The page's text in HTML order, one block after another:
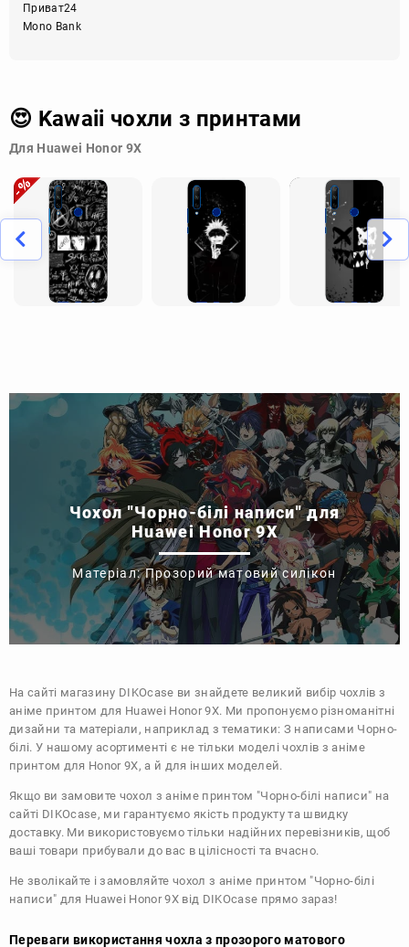
Приват24
Mono Bank
😍 Kawaii чохли з принтами
Для Huawei Honor 9X
Чохол "Чорно-білі написи" для
Huawei Honor 9X
Матеріал: Прозорий матовий силікон
На сайті магазину DIKOcase ви знайдете великий вибір чохлів з
аніме принтом для Huawei Honor 9X. Ми пропонуємо різноманітні
дизайни та матеріали, наприклад з тематики: З написами Чорно-
білі. У нашому асортименті є не тільки моделі чохлів з аніме
принтом для Honor 9X, а й для інших моделей.
Якщо ви замовите чохол з аніме принтом "Чорно-білі написи" на
сайті DIKOcase, ми гарантуємо якість продукту та швидку
доставку. Ми використовуємо тільки надійних перевізників, щоб
ваші товари прибували до вас в цілісності та вчасно.
Не зволікайте і замовляйте чохол з аніме принтом "Чорно-білі
написи" для Huawei Honor 9X від DIKOcase прямо зараз!
Переваги використання чохла з прозорого матового